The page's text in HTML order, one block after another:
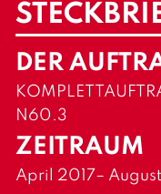
DER
N60.3
ZEITRAUM
April 2017–